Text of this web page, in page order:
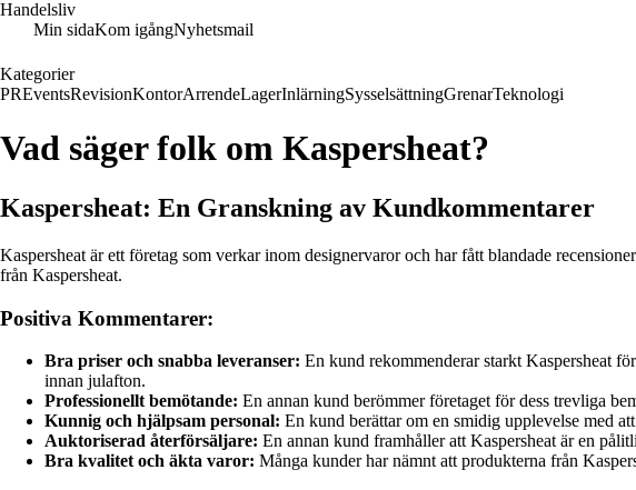
Handelsliv
Min sidaKom igångNyhetsmail
Kategorier
PREventsRevisionKontorArrendeLagerInlärningSysselsättningGrenarTeknologi
Vad säger folk om Kaspersheat?
Kaspersheat: En Granskning av Kundkommentarer
Kaspersheat är ett företag som verkar inom designervaror och har fått blandade
från Kaspersheat.
Positiva Kommentarer:
Bra priser och snabba leveranser: En kund rekommenderar starkt Kaspersheat
innan julafton.
Professionellt bemötande: En annan kund berömmer företaget för dess trevliga
Kunnig och hjälpsam personal: En kund berättar om en smidig upplevelse med
Auktoriserad återförsäljare: En annan kund framhåller att Kaspersheat är en
Bra kvalitet och äkta varor: Många kunder har nämnt att produkterna från